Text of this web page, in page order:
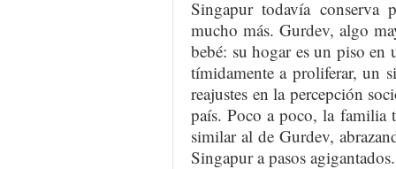
Singapur todavía conserva
mucho más. Gurdev, algo
bebé: su hogar es un piso
tímidamente a proliferar, un
reajustes en la percepción
país. Poco a poco, la familia
similar al de Gurdev,
Singapur a pasos agigantados.